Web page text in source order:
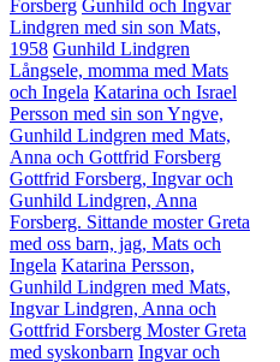
Forsberg Gunhild och Ingvar
Lindgren med sin son Mats,
1958 Gunhild Lindgren
Långsele, momma med Mats
och Ingela Katarina och Israel
Persson med sin son Yngve,
Gunhild Lindgren med Mats,
Anna och Gottfrid Forsberg
Gottfrid Forsberg, Ingvar och
Gunhild Lindgren, Anna
Forsberg. Sittande moster Greta
med oss barn, jag, Mats och
Ingela Katarina Persson,
Gunhild Lindgren med Mats,
Ingvar Lindgren, Anna och
Gottfrid Forsberg Moster Greta
med syskonbarn Ingvar och